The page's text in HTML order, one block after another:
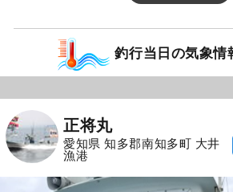
釣行当日の気象情
正将丸
愛知県 知多郡南知多町 大井
漁港